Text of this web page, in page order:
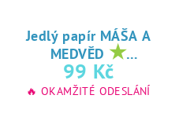
Jedlý papír MÁŠA A
MEDVĚD ★
oblíbený tisk na
jedlý papír
99 Kč
🔥 OKAMŽITÉ ODESLÁNÍ